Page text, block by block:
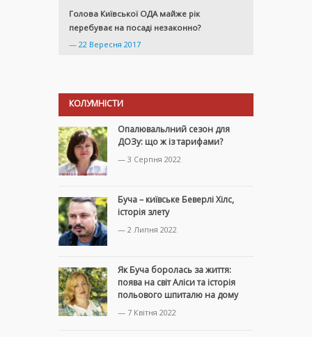
Голова Київської ОДА майже рік
перебуває на посаді незаконно?
— 22 Вересня 2017
КОЛУМНІСТИ
Опалювальлний сезон для
ДОЗу: що ж із тарифами?
— 3 Серпня 2022
Буча – київське Беверлі Хілс,
історія злету
— 2 Липня 2022
Як Буча боролась за життя:
поява на світ Аліси та історія
польового шпиталю на дому
— 7 Квітня 2022